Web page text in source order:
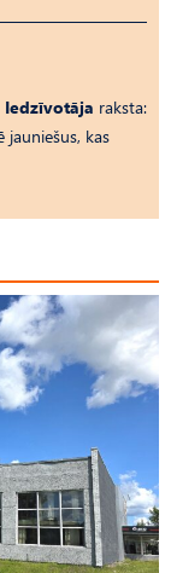
Iedzīvotāja raksta:
jauniešus, kas